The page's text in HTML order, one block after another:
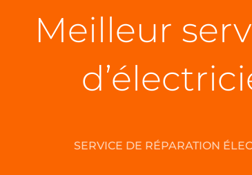
Meilleur
SERVICE DE RÉPARATION